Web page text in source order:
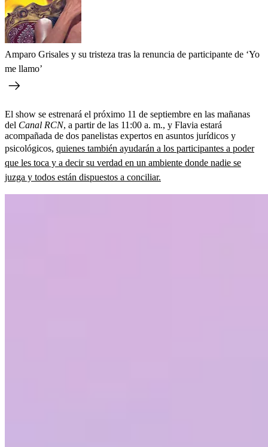
Amparo Grisales y su tristeza tras la renuncia de participante de ‘Yo
me llamo’
El show se estrenará el próximo 11 de septiembre en las mañanas
del Canal RCN, a partir de las 11:00 a. m., y Flavia estará
acompañada de dos panelistas expertos en asuntos jurídicos y
psicológicos, quienes también ayudarán a los participantes a poder
que les toca y a decir su verdad en un ambiente donde nadie se
juzga y todos están dispuestos a conciliar.